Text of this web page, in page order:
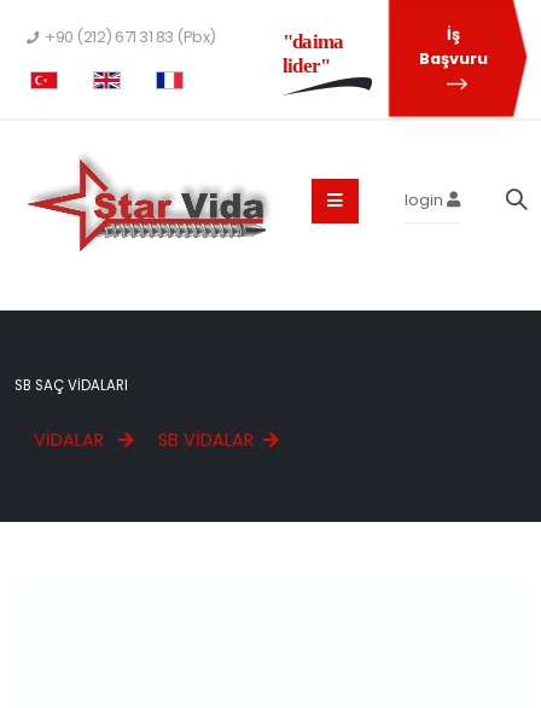
+90 (212) 671 31 83 (Pbx)
"daima
lider"
İş
Başvuru
login
VIDALAR SB VIDALAR
SB SAÇ VIDALARI